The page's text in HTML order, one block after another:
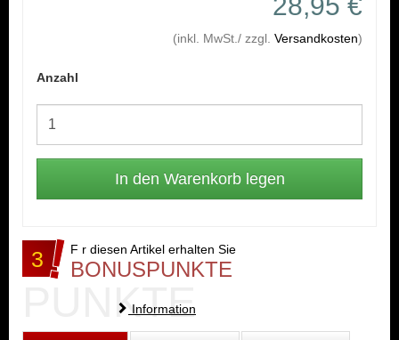
(inkl. MwSt./ zzgl. Versandkosten)
Anzahl
3 F r diesen Artikel erhalten Sie
BONUSPUNKTE
PUNKTE
Information